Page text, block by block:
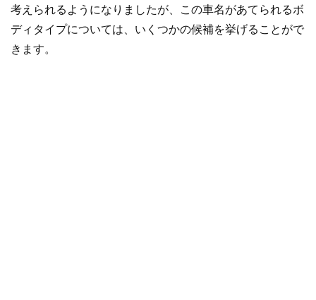
考えられるようになりましたが、この車名があてられるボ
ディタイプについては、いくつかの候補を挙げることがで
きます。